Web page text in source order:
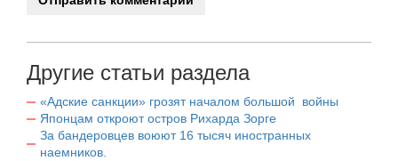
Другие статьи раздела
«Адские санкции» грозят началом большой войны
Японцам откроют остров Рихарда Зорге
За бандеровцев воюют 16 тысяч иностранных
наемников.